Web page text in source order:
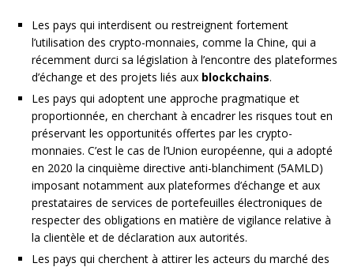
Les pays qui interdisent ou restreignent fortement
l’utilisation des crypto-monnaies, comme la Chine, qui a
récemment durci sa législation à l’encontre des plateformes
d’échange et des projets liés aux blockchains.
Les pays qui adoptent une approche pragmatique et
proportionnée, en cherchant à encadrer les risques tout en
préservant les opportunités offertes par les crypto-
monnaies. C’est le cas de l’Union européenne, qui a adopté
en 2020 la cinquième directive anti-blanchiment (5AMLD)
imposant notamment aux plateformes d’échange et aux
prestataires de services de portefeuilles électroniques de
respecter des obligations en matière de vigilance relative à
la clientèle et de déclaration aux autorités.
Les pays qui cherchent à attirer les acteurs du marché des